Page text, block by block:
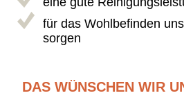
für das Wohlbefinden
sorgen
DAS WÜNSCHEN WIR